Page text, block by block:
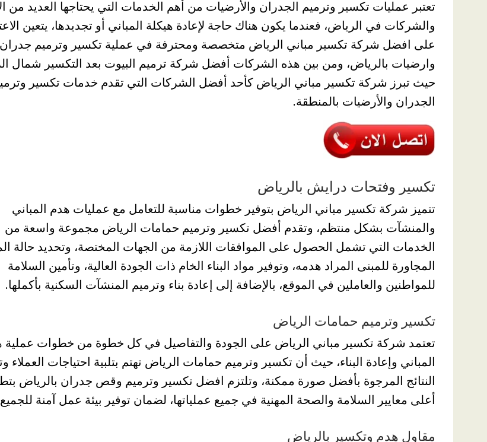
تعتبر عمليات تكسير وترميم الجدران والأرضيات من أهم الخدمات التي يحتاجها العديد من
والشركات في الرياض، فعندما يكون هناك حاجة لإعادة هيكلة المباني أو تجديدها، يتعين
على افضل شركة تكسير مباني الرياض متخصصة ومحترفة في عملية تكسير وترميم جدران
وارضيات بالرياض، ومن بين هذه الشركات أفضل شركة ترميم البيوت بعد التكسير شمال
حيث تبرز شركة تكسير مباني الرياض كأحد أفضل الشركات التي تقدم خدمات تكسير
الجدران والأرضيات بالمنطقة.
تكسير وفتحات درايش بالرياض
تتميز شركة تكسير مباني الرياض بتوفير خطوات مناسبة للتعامل مع عمليات هدم المباني
والمنشآت بشكل منتظم، وتقدم أفضل تكسير وترميم حمامات الرياض مجموعة واسعة من
الخدمات التي تشمل الحصول على الموافقات اللازمة من الجهات المختصة، وتحديد حالة
المجاورة للمبنى المراد هدمه، وتوفير مواد البناء الخام ذات الجودة العالية، وتأمين السلامة
للمواطنين والعاملين في الموقع، بالإضافة إلى إعادة بناء وترميم المنشآت السكنية بأكملها.
تكسير وترميم حمامات الرياض
تعتمد شركة تكسير مباني الرياض على الجودة والتفاصيل في كل خطوة من خطوات عملية
المباني وإعادة البناء، حيث أن تكسير وترميم حمامات الرياض تهتم بتلبية احتياجات العملاء
النتائج المرجوة بأفضل صورة ممكنة، وتلتزم افضل تكسير وترميم وقص جدران بالرياض
أعلى معايير السلامة والصحة المهنية في جميع عملياتها، لضمان توفير بيئة عمل آمنة
مقاول هدم وتكسير بالرياض